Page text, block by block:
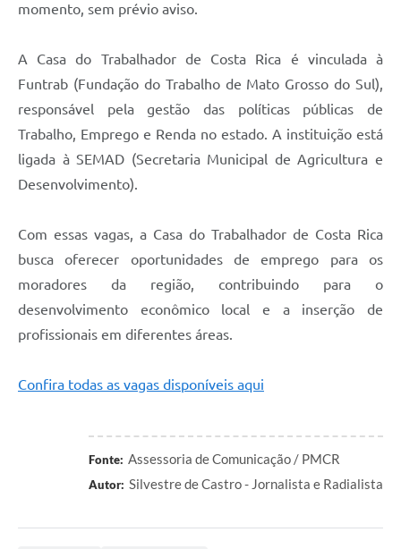
momento, sem prévio aviso.
A Casa do Trabalhador de Costa Rica é vinculada à
Funtrab (Fundação do Trabalho de Mato Grosso do Sul),
responsável pela gestão das políticas públicas de
Trabalho, Emprego e Renda no estado. A instituição está
ligada à SEMAD (Secretaria Municipal de Agricultura e
Desenvolvimento).
Com essas vagas, a Casa do Trabalhador de Costa Rica
busca oferecer oportunidades de emprego para os
moradores da região, contribuindo para o
desenvolvimento econômico local e a inserção de
profissionais em diferentes áreas.
Confira todas as vagas disponíveis aqui
Fonte: Assessoria de Comunicação / PMCR
Autor: Silvestre de Castro - Jornalista e Radialista